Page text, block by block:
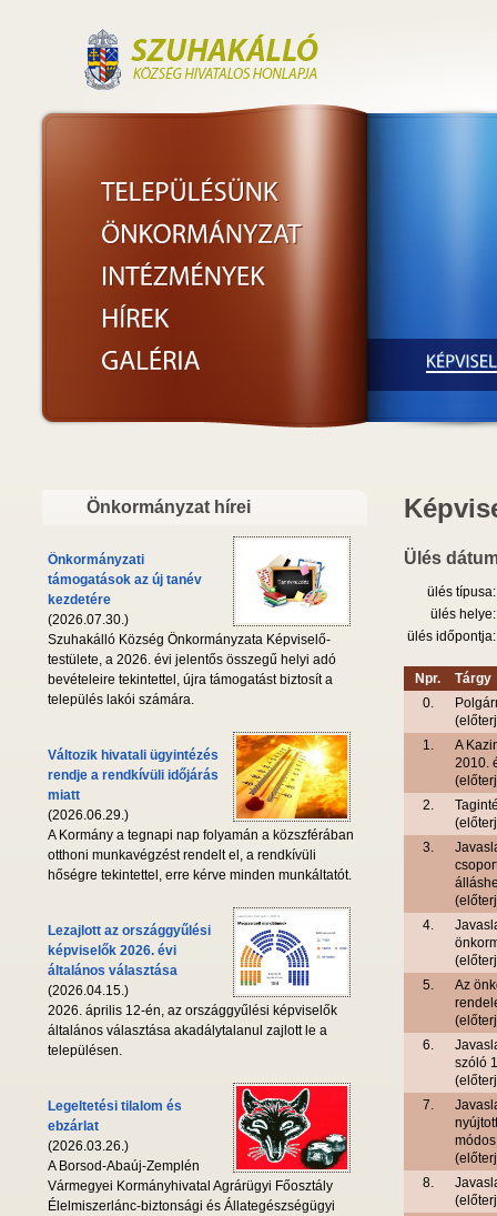
Önkormányzat hírei
Önkormányzati
támogatások az új tanév
kezdetére
(2026.07.30.)
Szuhakálló Község Önkormányzata Képviselő-
testülete, a 2026. évi jelentős összegű helyi adó
bevételeire tekintettel, újra támogatást biztosít a
település lakói számára.
Változik hivatali ügyintézés
rendje a rendkívüli időjárás
miatt
(2026.06.29.)
A Kormány a tegnapi nap folyamán a közszférában
otthoni munkavégzést rendelt el, a rendkívüli
hőségre tekintettel, erre kérve minden munkáltatót.
Lezajlott az országgyűlési
képviselők 2026. évi
általános választása
(2026.04.15.)
2026. április 12-én, az országgyűlési képviselők
általános választása akadálytalanul zajlott le a
településen.
Legeltetési tilalom és
ebzárlat
(2026.03.26.)
A Borsod-Abaúj-Zemplén
Vármegyei Kormányhivatal Agrárügyi Főosztály
Élelmiszerlánc-biztonsági és Állategészségügyi
Ülés
ülés típusa:
ülés helye:
ülés időpontja:
Npr.
Tárgy
0.
1.
A
2010.
2.
3.
4.
5.
Az
6.
szóló
7.
8.